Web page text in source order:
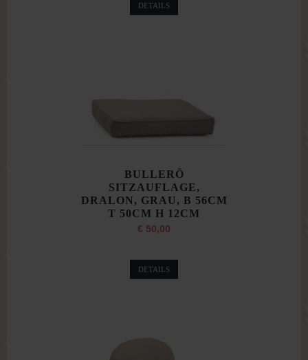
DETAILS
BULLERÖ
SITZAUFLAGE,
DRALON, GRAU, B 56CM
T 50CM H 12CM
€ 50,00
DETAILS